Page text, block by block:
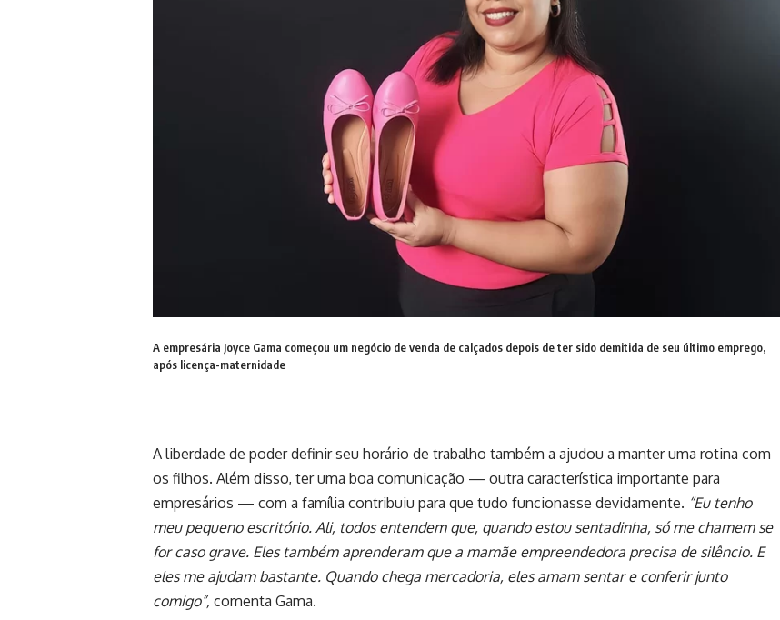
A empresária Joyce Gama começou um negócio de venda de calçados depois de ter sido demitida de seu último emprego,
após licença-maternidade
A liberdade de poder definir seu horário de trabalho também a ajudou a manter uma rotina com
os filhos. Além disso, ter uma boa comunicação — outra característica importante para
empresários — com a família contribuiu para que tudo funcionasse devidamente. “Eu tenho
meu pequeno escritório. Ali, todos entendem que, quando estou sentadinha, só me chamem se
for caso grave. Eles também aprenderam que a mamãe empreendedora precisa de silêncio. E
eles me ajudam bastante. Quando chega mercadoria, eles amam sentar e conferir junto
comigo”, comenta Gama.